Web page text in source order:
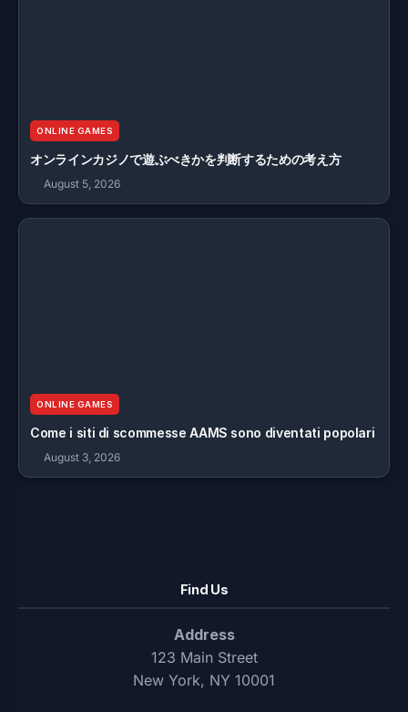
ONLINE GAMES
オンラインカジノで遊ぶべきかを判断するための考え方
August 5, 2026
ONLINE GAMES
Come i siti di scommesse AAMS sono diventati popolari
August 3, 2026
Find Us
Address
123 Main Street
New York, NY 10001